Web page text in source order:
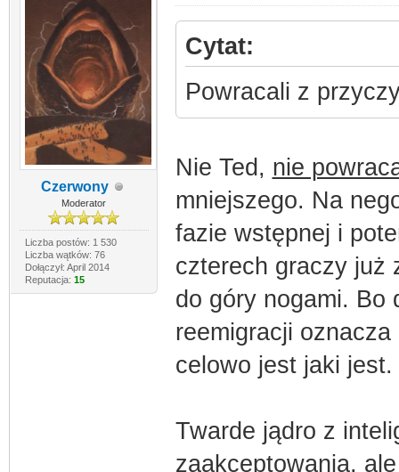
Czerwony
Moderator
Liczba postów: 1 530
Liczba wątków: 76
Dołączył: April 2014
Reputacja: 15
Cytat:
Powracali z
Nie Ted, nie
mniejszego. Na
fazie wstępnej i
czterech graczy już
do góry nogami. Bo
reemigracji oznacza
celowo jest jaki jest.
Twarde jądro z
zaakceptowania,